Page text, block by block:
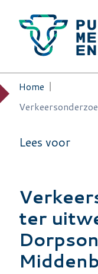
Kruimelpad
Home
Lees voor
ter